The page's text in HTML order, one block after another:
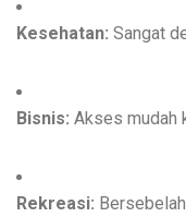
Kesehatan: Sangat
Bisnis: Akses mudah
Rekreasi: